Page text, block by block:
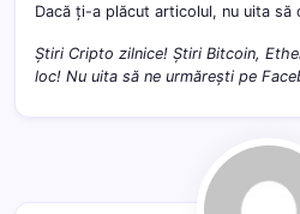
Dacă ți-a plăcut articolul, nu uita să
Știri Cripto zilnice! Știri Bitcoin,
loc! Nu uita să ne urmărești pe